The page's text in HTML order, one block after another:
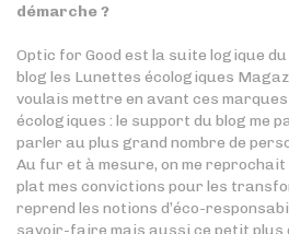
démarche ?
Optic for Good est la suite logique
blog les Lunettes écologiques
voulais mettre en avant ces
écologiques : le support du blog me
parler au plus grand nombre de
Au fur et à mesure, on me reprochait
plat mes convictions pour les
reprend les notions d’éco-
savoir-faire mais aussi ce petit